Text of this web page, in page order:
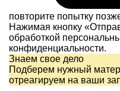
повторите попытку
Нажимая кнопку
обработкой
конфиденциальности.
Знаем свое дело
Подберем нужный
отреагируем на ваши